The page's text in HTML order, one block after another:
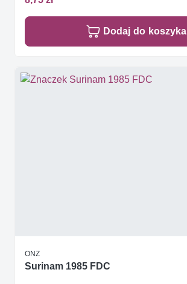
Dodaj do koszyka
ONZ
Surinam 1985 FDC